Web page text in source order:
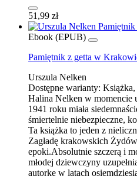
51,99 zł
Ebook (EPUB)
Pamiętnik z getta w
Urszula Nelken
Dostępne warianty:
Halina Nelken w momencie
1941 roku miała
śmiertelnie niebezpieczne,
Ta książka to jeden z
Zagładę krakowskich
epoki.Absolutnie szczerą i
młodej dziewczyny
autorkę w latach